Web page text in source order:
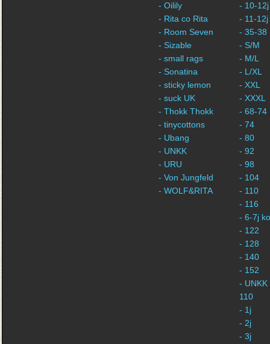
- Oilily
- Rita co Rita
- Room Seven
- Sizable
- small rags
- Sonatina
- sticky lemon
- suck UK
- Thokk Thokk
- tinycottons
- Ubang
- UNKK
- URU
- Von Jungfeld
- WOLF&RITA
- 10-12j
- 11-12j
- 35-38
- S/M
- M/L
- L/XL
- XXL
- XXXL
- 68-74
- 74
- 80
- 92
- 98
- 104
- 110
- 116
- 6-7j
- 122
- 128
- 140
- 152
-
110
- 1j
- 2j
- 3j